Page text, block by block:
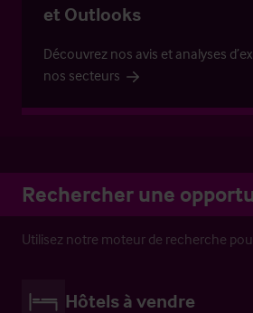
et Outlooks
Découvrez nos avis et analyses
nos secteurs
Rechercher une
Utilisez notre moteur de recherche
Hôtels à vendre